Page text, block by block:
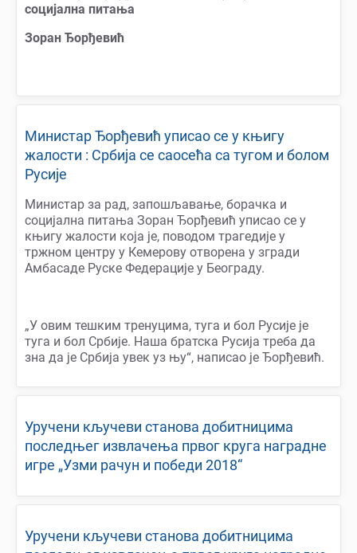
социјална питања
Зоран Ђорђевић
Министар Ђорђевић уписао се у књигу
жалости : Србија се саосећа са тугом и болом
Русије
Министар за рад, запошљавање, борачка и
социјална питања Зоран Ђорђевић уписао се у
књигу жалости која је, поводом трагедије у
тржном центру у Кемерову отворена у згради
Амбасаде Руске Федерације у Београду.
„У овим тешким тренуцима, туга и бол Русије је
туга и бол Србије. Наша братска Русија треба да
зна да је Србија увек уз њу“, написао је Ђорђевић.
Уручени кључеви станова добитницима
последњег извлачења првог круга наградне
игре „Узми рачун и победи 2018“
Уручени кључеви станова добитницима